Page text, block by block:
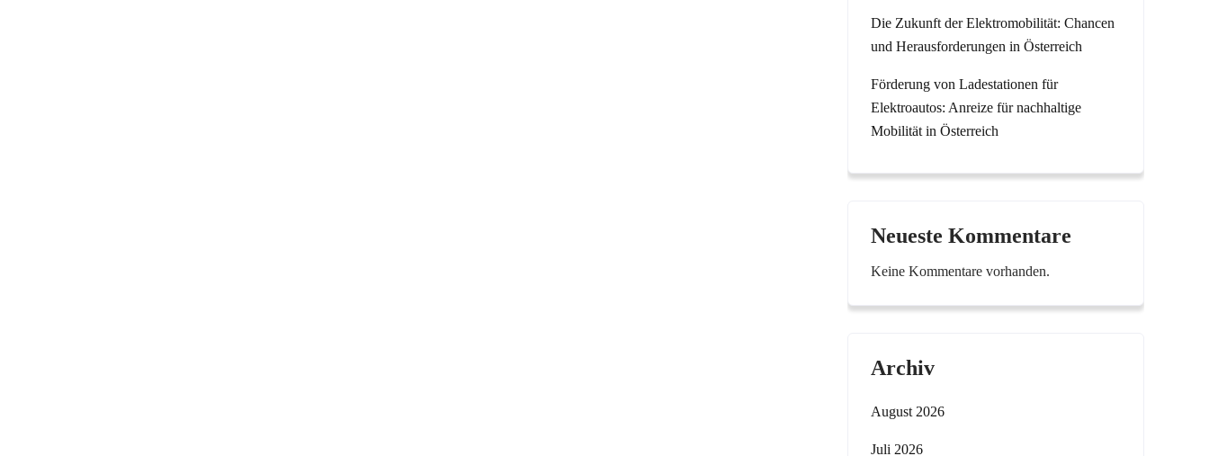
Die Zukunft der Elektromobilität: Chancen
und Herausforderungen in Österreich
Förderung von Ladestationen für
Elektroautos: Anreize für nachhaltige
Mobilität in Österreich
Neueste Kommentare
Keine Kommentare vorhanden.
Archiv
August 2026
Juli 2026